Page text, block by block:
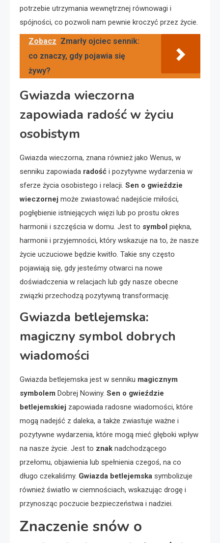
potrzebie utrzymania wewnętrznej równowagi i
spójności, co pozwoli nam pewnie kroczyć przez życie.
Zobacz Zmarły ojciec sennik:
co znaczy, gdy pojawia się
żywy?
Gwiazda wieczorna
zapowiada radość w życiu
osobistym
Gwiazda wieczorna, znana również jako Wenus, w
senniku zapowiada radość i pozytywne wydarzenia w
sferze życia osobistego i relacji. Sen o gwieździe
wieczornej może zwiastować nadejście miłości,
pogłębienie istniejących więzi lub po prostu okres
harmonii i szczęścia w domu. Jest to symbol piękna,
harmonii i przyjemności, który wskazuje na to, że nasze
życie uczuciowe będzie kwitło. Takie sny często
pojawiają się, gdy jesteśmy otwarci na nowe
doświadczenia w relacjach lub gdy nasze obecne
związki przechodzą pozytywną transformację.
Gwiazda betlejemska:
magiczny symbol dobrych
wiadomości
Gwiazda betlejemska jest w senniku magicznym
symbolem Dobrej Nowiny. Sen o gwieździe
betlejemskiej zapowiada radosne wiadomości, które
mogą nadejść z daleka, a także zwiastuje ważne i
pozytywne wydarzenia, które mogą mieć głęboki wpływ
na nasze życie. Jest to znak nadchodzącego
przełomu, objawienia lub spełnienia czegoś, na co
długo czekaliśmy. Gwiazda betlejemska symbolizuje
również światło w ciemnościach, wskazując drogę i
przynosząc poczucie bezpieczeństwa i nadziei.
Znaczenie snów o